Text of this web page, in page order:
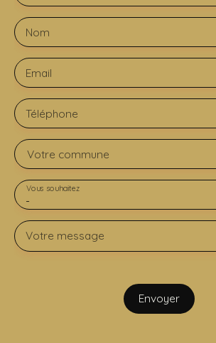
Nom
Email
Téléphone
Votre commune
-
Vous souhaitez
Votre message
Envoyer